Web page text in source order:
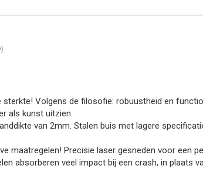
Volgens de filosofie: robuustheid en
als kunst uitzien.
van 2mm. Stalen buis met lagere
maatregelen! Precisie laser gesneden voor een
absorberen veel impact bij een crash, in plaats